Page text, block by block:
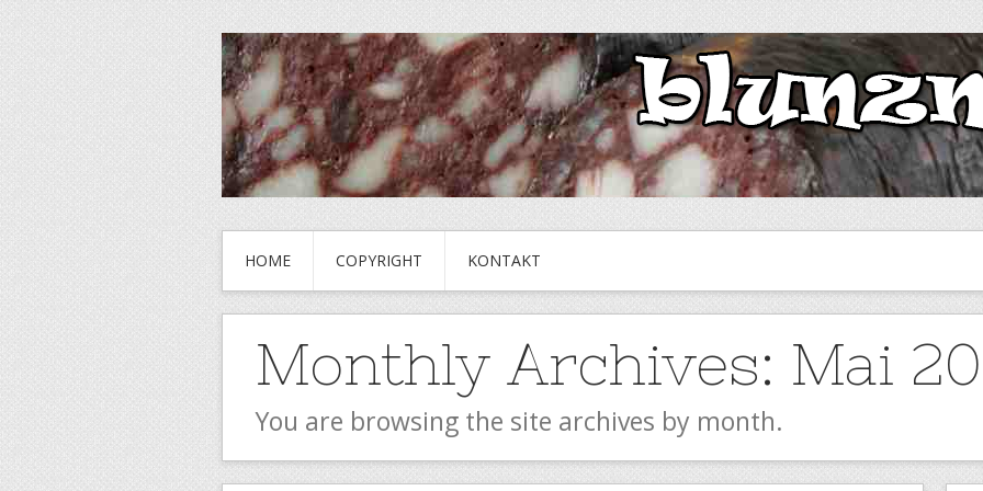
HOME COPYRIGHT KONTAKT
Monthly Archives: Mai
You are browsing the site archives by month.